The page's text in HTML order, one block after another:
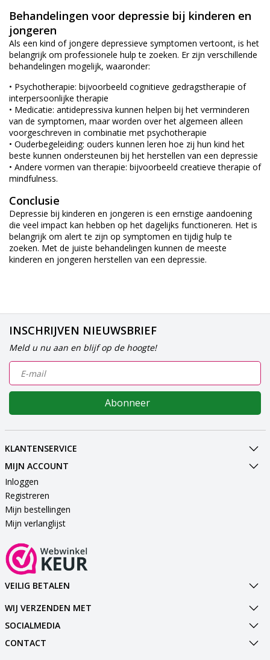
Behandelingen voor depressie bij kinderen en
jongeren
Als een kind of jongere depressieve symptomen vertoont, is het
belangrijk om professionele hulp te zoeken. Er zijn verschillende
behandelingen mogelijk, waaronder:
• Psychotherapie: bijvoorbeeld cognitieve gedragstherapie of
interpersoonlijke therapie
• Medicatie: antidepressiva kunnen helpen bij het verminderen
van de symptomen, maar worden over het algemeen alleen
voorgeschreven in combinatie met psychotherapie
• Ouderbegeleiding: ouders kunnen leren hoe zij hun kind het
beste kunnen ondersteunen bij het herstellen van een depressie
• Andere vormen van therapie: bijvoorbeeld creatieve therapie of
mindfulness.
Conclusie
Depressie bij kinderen en jongeren is een ernstige aandoening
die veel impact kan hebben op het dagelijks functioneren. Het is
belangrijk om alert te zijn op symptomen en tijdig hulp te
zoeken. Met de juiste behandelingen kunnen de meeste
kinderen en jongeren herstellen van een depressie.
INSCHRIJVEN NIEUWSBRIEF
Meld u nu aan en blijf op de hoogte!
Abonneer
KLANTENSERVICE
MIJN ACCOUNT
Inloggen
Registreren
Mijn bestellingen
Mijn verlanglijst
VEILIG BETALEN
WIJ VERZENDEN MET
SOCIALMEDIA
CONTACT